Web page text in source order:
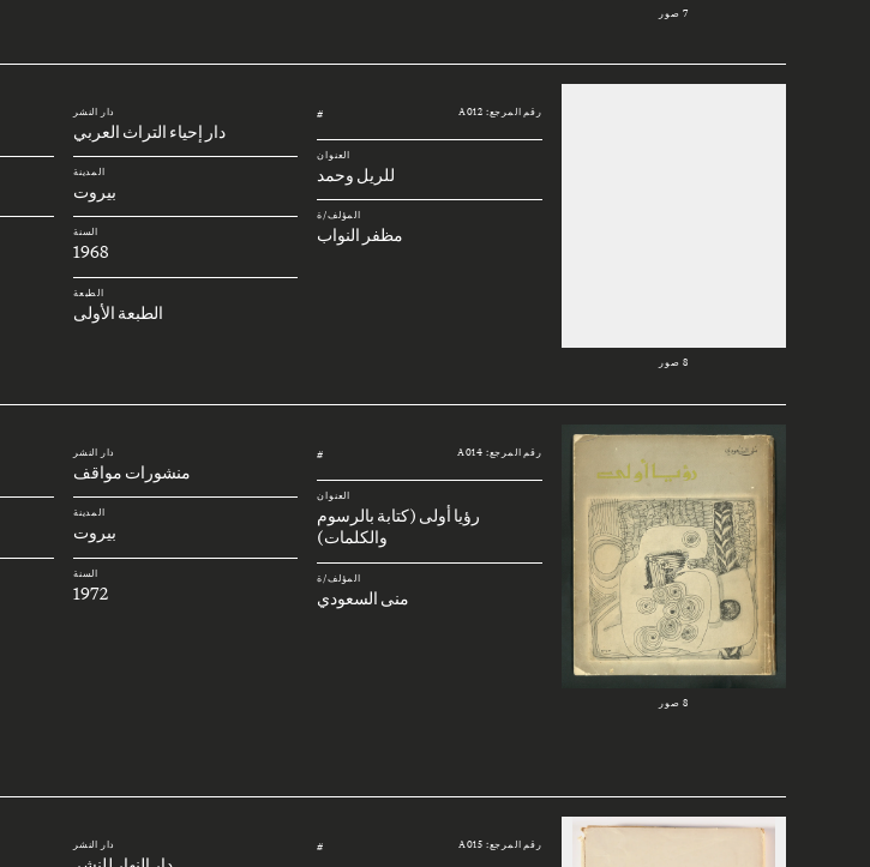
7 صور
رقم المرجع: A012 #
العنوان
للريل وحمد
المؤلف/ة
مظفر النواب
دار النشر
دار إحياء التراث العربي
المدينة
بيروت
السنة
1968
الطبعة
الطبعة الأولى
8 صور
رقم المرجع: A014 #
العنوان
رؤيا أولى (كتابة بالرسوم
والكلمات)
المؤلف/ة
منى السعودي
دار النشر
منشورات مواقف
المدينة
بيروت
السنة
1972
8 صور
رقم المرجع: A015 # دار النشر